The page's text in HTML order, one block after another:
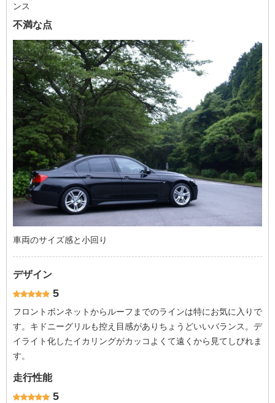
ンス
不満な点
車両のサイズ感と小回り
デザイン
5
フロントボンネットからルーフまでのラインは特にお気に入りで
す。キドニーグリルも控え目感がありちょうどいいバランス。デ
イライト化したイカリングがカッコよくて遠くから見てしびれま
す。
走行性能
5